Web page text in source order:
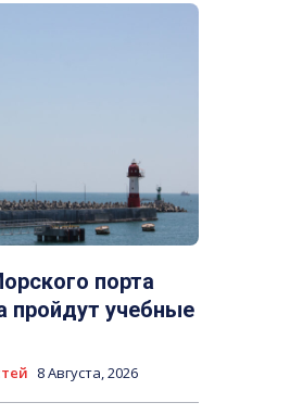
порта
пройдут учебные
8 Августа, 2026